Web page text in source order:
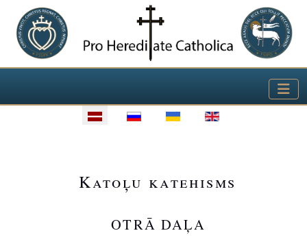
Izvēlieties valodu
Katoļu katehisms
OTRĀ DAĻA